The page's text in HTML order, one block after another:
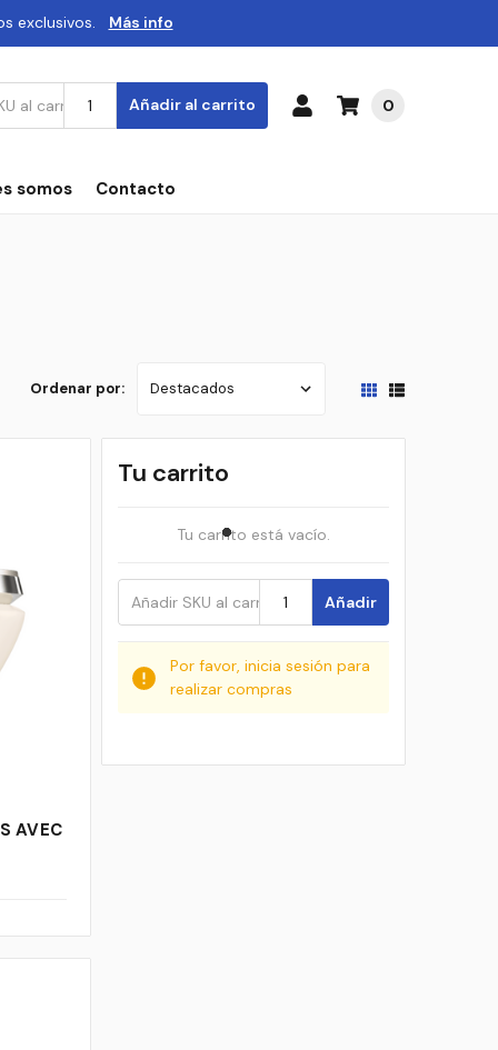
exclusivos. Más info
Añadir al carrito 0
somos Contacto
Ordenar por:
AVEC
Tu carrito
Tu carrito está vacío.
Añadir
Por favor, inicia sesión para
realizar compras